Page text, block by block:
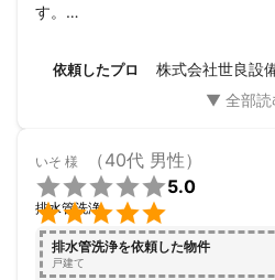
す。
依頼したプロ 株式会社世良設
いそ 様 （40代 男性）


5.0
排水管洗浄
排水管洗浄を依頼した物件
戸建て